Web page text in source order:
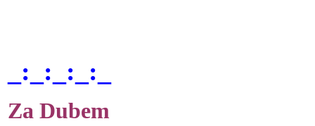
_:_:_:_:_
Za Dubem